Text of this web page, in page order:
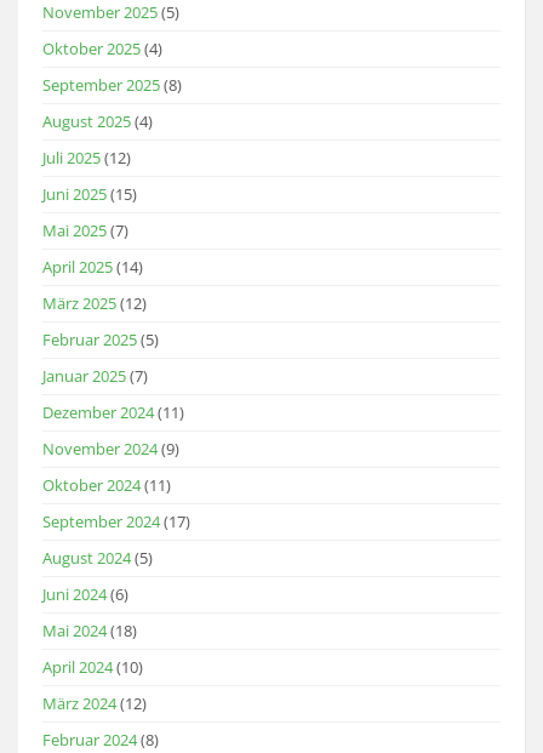
November 2025(5)
Oktober 2025(4)
September 2025(8)
August 2025(4)
Juli 2025(12)
Juni 2025(15)
Mai 2025(7)
April 2025(14)
März 2025(12)
Februar 2025(5)
Januar 2025(7)
Dezember 2024(11)
November 2024(9)
Oktober 2024(11)
September 2024(17)
August 2024(5)
Juni 2024(6)
Mai 2024(18)
April 2024(10)
März 2024(12)
Februar 2024(8)